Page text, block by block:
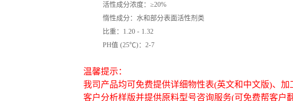
活性成分浓度：≥20%
惰性成分：水和部分表面活性剂类
比重：1.20 - 1.32
PH值 (25℃)：2-7
温馨提示：
我司产品均可免费提供详细物性表(英文和中文版)、
客户分析样版并提供原料型号咨询服务(可免费帮客户